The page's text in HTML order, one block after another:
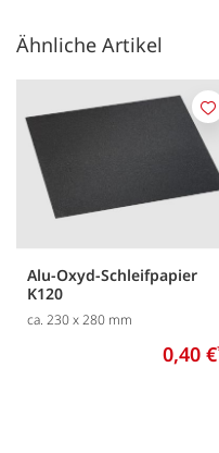
Ähnliche Artikel
Alu-Oxyd-Schleifpapier
K120
ca. 230 x 280 mm
0,40 €